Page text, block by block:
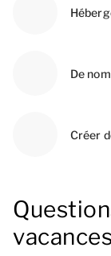
De
Créer